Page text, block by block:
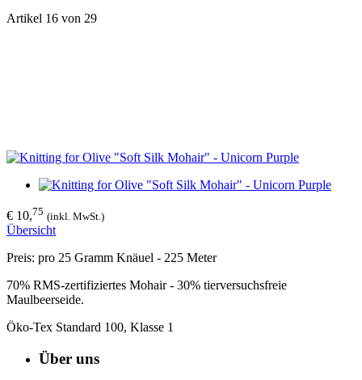
Artikel 16 von 29
€ 10,75 (inkl. MwSt.)
Übersicht
Preis: pro 25 Gramm Knäuel - 225 Meter
70% RMS-zertifiziertes Mohair - 30% tierversuchsfreie
Maulbeerseide.
Öko-Tex Standard 100, Klasse 1
Über uns